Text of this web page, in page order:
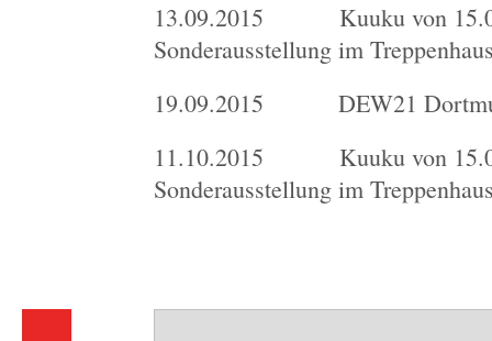
13.09.2015 Kuuku von
Sonderausstellung im
19.09.2015 DEW21
11.10.2015 Kuuku von
Sonderausstellung im